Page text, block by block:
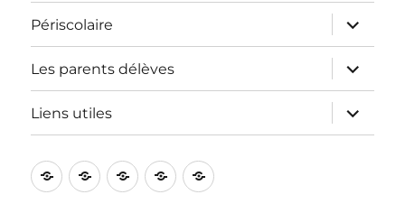
Périscolaire
ouvrir
le
sous-
menu
Les parents délèves
ouvrir
le
sous-
menu
Liens utiles
ouvrir
le
sous-
L’écoleInformations
Périscolaire
Les
Liens